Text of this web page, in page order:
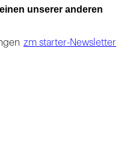
unserer anderen
zm starter-Newsletter